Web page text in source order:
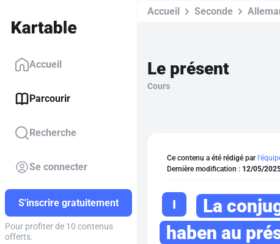
Accueil
Parcourir
Recherche
Se connecter
S'inscrire gratuitement
Pour profiter de 10 contenus
offerts.
Accueil Seconde
Le présent
Cours
Ce contenu a été rédigé par
Dernière modification : 12/05/
I La
haben au